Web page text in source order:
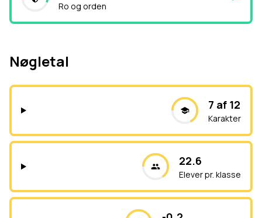
Ro og orden
Nøgletal
7 af 12
Karakter
22.6
Elever pr. klasse